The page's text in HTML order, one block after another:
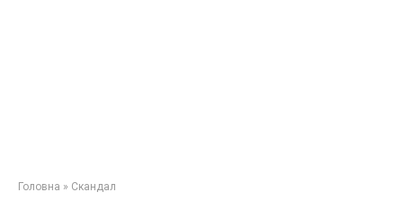
Головна » Скандал